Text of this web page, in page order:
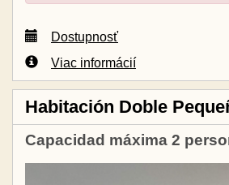
Dostupnosť
Viac informácií
Habitación Doble
Capacidad máxima 2